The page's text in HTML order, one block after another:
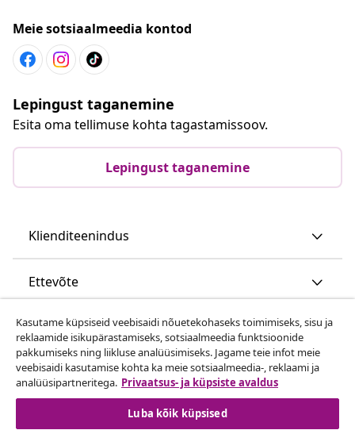
Meie sotsiaalmeedia kontod
Lepingust taganemine
Esita oma tellimuse kohta tagastamissoov.
Lepingust taganemine
Klienditeenindus
Ettevõte
vidaXL
Vaata rohkem
Kasutame küpsiseid veebisaidi nõuetekohaseks toimimiseks, sisu ja
reklaamide isikupärastamiseks, sotsiaalmeedia funktsioonide
pakkumiseks ning liikluse analüüsimiseks. Jagame teie infot meie
veebisaidi kasutamise kohta ka meie sotsiaalmeedia-, reklaami ja
analüüsipartneritega. Privaatsus- ja küpsiste avaldus
Luba kõik küpsised